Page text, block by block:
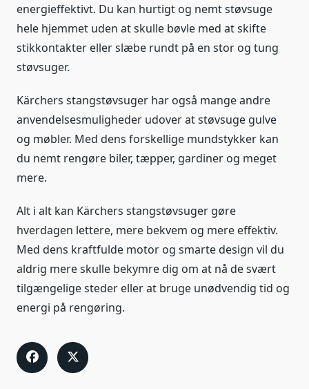
energieffektivt. Du kan hurtigt og nemt støvsuge
hele hjemmet uden at skulle bøvle med at skifte
stikkontakter eller slæbe rundt på en stor og tung
støvsuger.
Kärchers stangstøvsuger har også mange andre
anvendelsesmuligheder udover at støvsuge gulve
og møbler. Med dens forskellige mundstykker kan
du nemt rengøre biler, tæpper, gardiner og meget
mere.
Alt i alt kan Kärchers stangstøvsuger gøre
hverdagen lettere, mere bekvem og mere effektiv.
Med dens kraftfulde motor og smarte design vil du
aldrig mere skulle bekymre dig om at nå de svært
tilgængelige steder eller at bruge unødvendig tid og
energi på rengøring.